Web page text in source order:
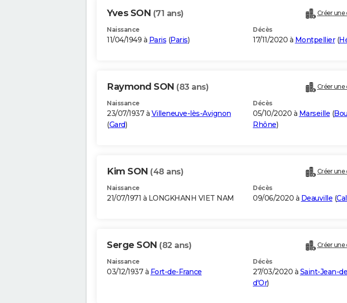
Yves SON (71 ans) Créer une
Naissance
11/04/1949 à Paris (Paris)
Décès
17/11/2020 à Montpellier(
Raymond SON (83 ans) Créer une
Naissance
23/07/1937 à Villeneuve-lès-Avignon
(Gard)
Décès
05/10/2020 à Marseille (
Rhône)
Kim SON (48 ans) Créer une
Naissance
21/07/1971 à LONGKHANH VIET NAM
Décès
09/06/2020 à Deauville (
Serge SON (82 ans) Créer une
Naissance
03/12/1937 à Fort-de-France
Décès
27/03/2020 à Saint-Jean-
d'Or)